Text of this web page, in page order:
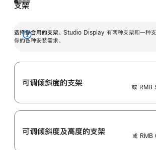
支架
选择你合用的支架。 Studio Display 有两种支架和一种支
你的各种安装需求。
展
可调倾斜度的支架
或 RMB
可调倾斜度及高‍度的支‍架
或 RMB